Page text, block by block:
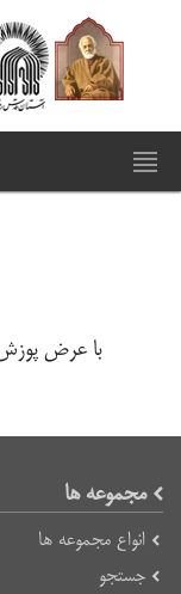
با عرض
مجموعه ها
انواع مجموعه ها
جستجو